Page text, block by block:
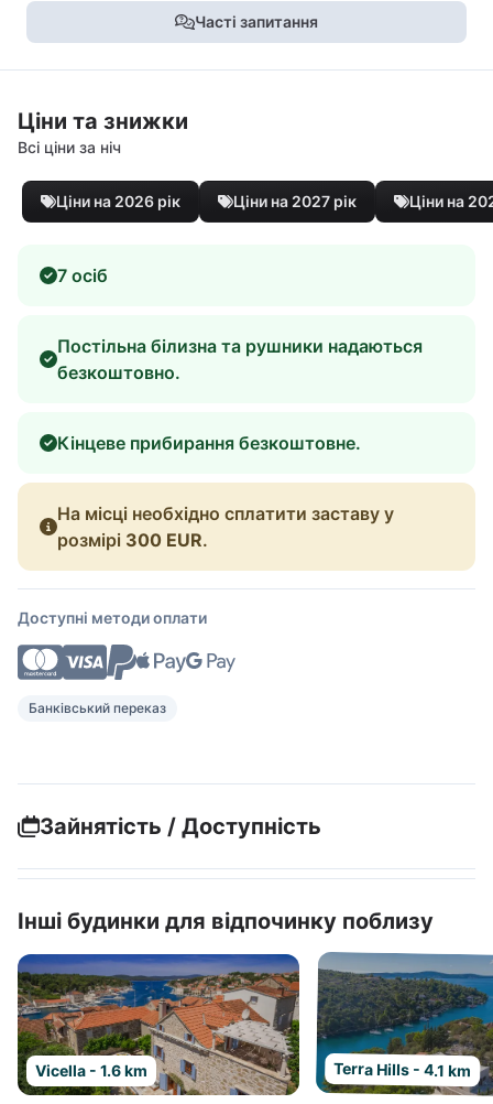
Часті запитання
Ціни та знижки
Всі ціни за ніч
Ціни на 2026 рік Ціни на 2027 рік Ціни на
7 осіб
Постільна білизна та рушники надаються
безкоштовно.
Кінцеве прибирання безкоштовне.
На місці необхідно сплатити заставу у
розмірі 300 EUR.
Доступні методи оплати
Банківський переказ
Зайнятість / Доступність
Інші будинки для відпочинку поблизу
Vicella - 1.6 km Terra Hills - 4.1 km